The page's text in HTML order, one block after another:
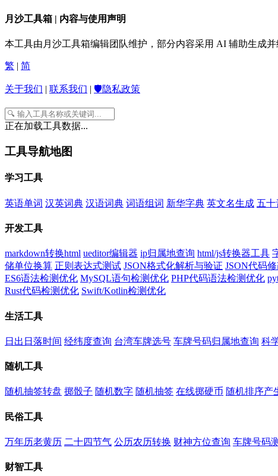
月沙工具箱 | 内容与使用声明
本工具由月沙工具箱编辑团队维护，部分内容采用 AI 辅助生成
繁 简
关于我们 联系我们 🛡️隐私政策
正在加载工具数据...
工具导航地图
学习工具
英语单词 汉英词典 汉语词典 词语组词 新华字典 英文名生成 五十
开发工具
markdown转换html ueditor编辑器 ip归属地查询 html/js转换器工具
储单位换算 正则表达式测试 JSON格式化解析与验证 JSON代码
ES6语法检测优化 MySQL语句检测优化 PHP代码语法检测优化
Rust代码检测优化 Swift/Kotlin检测优化
生活工具
日出日落时间 经纬度查询 台湾车牌选号 车牌号码归属地查询 科
随机工具
随机抽签转盘 掷骰子 随机数字 随机抽签 在线掷硬币 随机排序产
民俗工具
万年历老黄历 二十四节气 公历农历转换 财神方位查询 车牌号码
财智工具